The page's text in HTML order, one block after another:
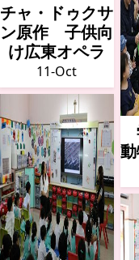
チャ・ドゥクサ
ン原作 子供向
け広東オペラ
11-Oct